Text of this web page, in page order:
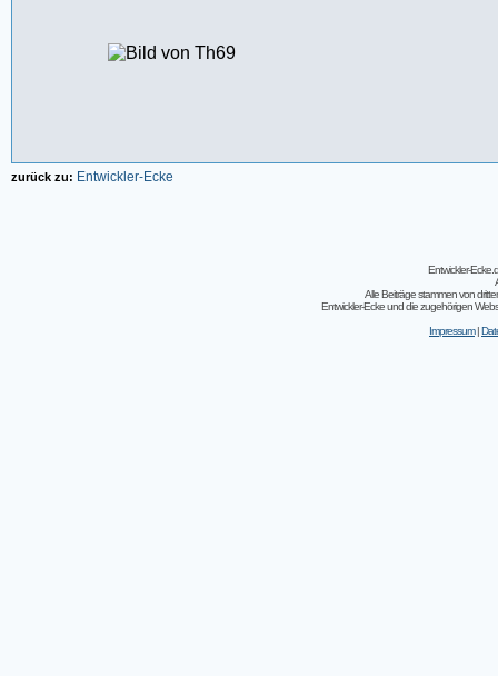
zurück zu: Entwickler-Ecke
Entwickler-
Alle Beiträge stammen von
Entwickler-Ecke und die zugehörigen
Impressum|